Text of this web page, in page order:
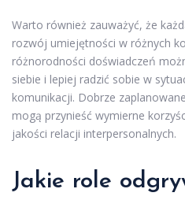
Warto również zauważyć, że
rozwój umiejętności w różnych
różnorodności doświadczeń
siebie i lepiej radzić sobie w
komunikacji. Dobrze
mogą przynieść wymierne
jakości relacji interpersonalnych.
Jakie role